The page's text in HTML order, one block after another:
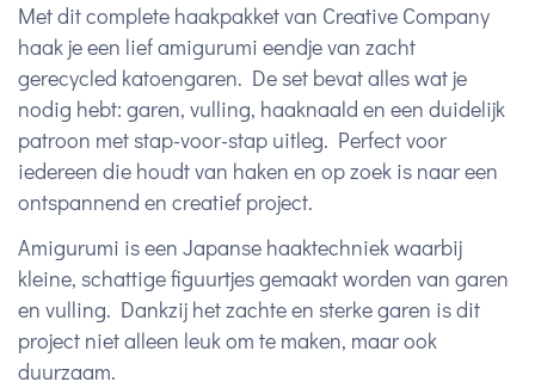
Met dit complete haakpakket van Creative Company
haak je een lief amigurumi eendje van zacht
gerecycled katoengaren. De set bevat alles wat je
nodig hebt: garen, vulling, haaknaald en een duidelijk
patroon met stap-voor-stap uitleg. Perfect voor
iedereen die houdt van haken en op zoek is naar een
ontspannend en creatief project.
Amigurumi is een Japanse haaktechniek waarbij
kleine, schattige figuurtjes gemaakt worden van garen
en vulling. Dankzij het zachte en sterke garen is dit
project niet alleen leuk om te maken, maar ook
duurzaam.